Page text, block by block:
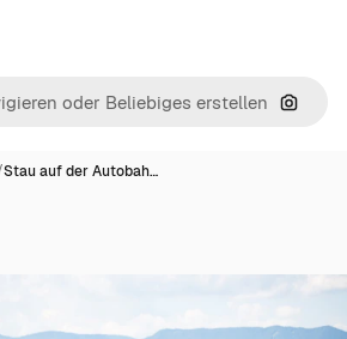
Nach
Stau auf der Autobah…